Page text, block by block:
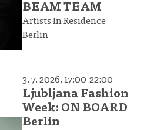
BEAM TEAM
Artists In Residence
Berlin
3. 7. 2026, 17:00-22:00
Ljubljana Fashion
Week: ON BOARD
Berlin